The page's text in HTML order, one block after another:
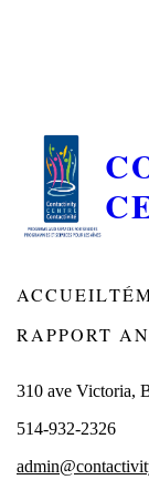
ACCUEIL
RAPPORT
310 ave Victoria,
514-932-2326